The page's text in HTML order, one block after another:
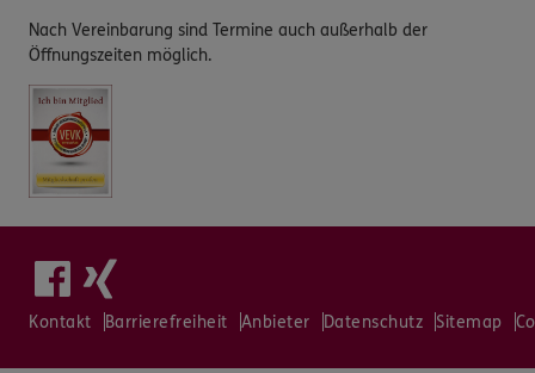
Nach Vereinbarung sind Termine auch außerhalb der
Öffnungszeiten möglich.
Kontakt Barrierefreiheit Anbieter Datenschutz Sitemap